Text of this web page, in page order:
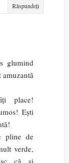
Răspundeți
glumind
place!
Ești
pline de
verde,